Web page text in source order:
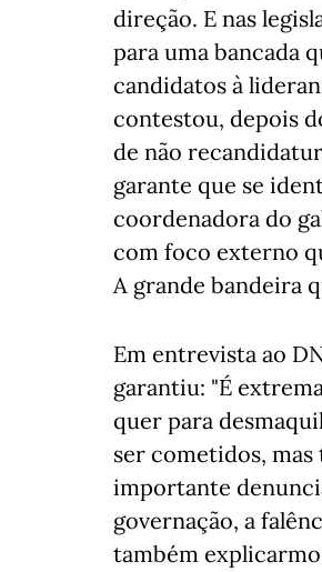
direção. E nas
para uma bancada
candidatos à
contestou, depois
de não
garante que se
coordenadora do
com foco externo
A grande bandeira
Em entrevista ao
garantiu: "É
quer para
ser cometidos,
importante
governação, a
também